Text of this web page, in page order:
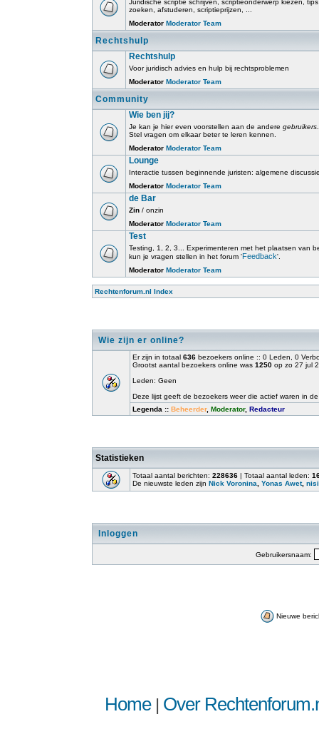
Juridische scriptie schrijven, scriptieonderwerp kiezen,
zoeken, afstuderen, scriptieprijzen, ...
Moderator Moderator Team
Rechtshulp
Rechtshulp
Voor juridisch advies en hulp bij rechtsproblemen
Moderator Moderator Team
Community
Wie ben jij?
Je kan je hier even voorstellen aan de andere gebruikers
Stel vragen om elkaar beter te leren kennen.
Moderator Moderator Team
Lounge
Interactie tussen beginnende juristen: algemene
Moderator Moderator Team
de Bar
Zin / onzin
Moderator Moderator Team
Test
Testing, 1, 2, 3... Experimenteren met het plaatsen van
kun je vragen stellen in het forum 'Feedback'.
Moderator Moderator Team
Rechtenforum.nl Index
Wie zijn er online?
Er zijn in totaal 636 bezoekers online :: 0 Leden, 0
Grootst aantal bezoekers online was 1250 op zo 27 jul
Leden: Geen
Deze lijst geeft de bezoekers weer die actief waren in
Legenda :: Beheerder, Moderator, Redacteur
Statistieken
Totaal aantal berichten: 228636 | Totaal aantal leden:
De nieuwste leden zijn Nick Voronina Yonas Awet,
Inloggen
Gebruikersnaam:
Nieuwe
Home| Over